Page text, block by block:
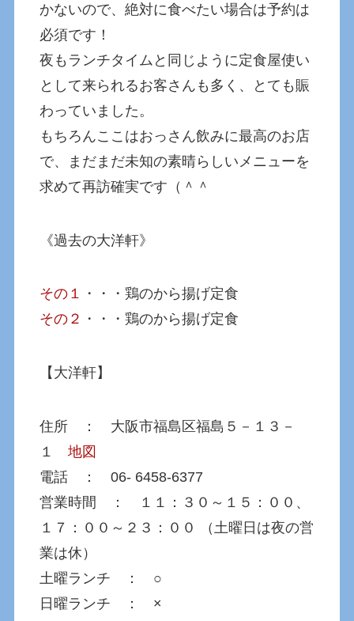
かないので、絶対に食べたい場合は予約は
必須です！
夜もランチタイムと同じように定食屋使い
として来られるお客さんも多く、とても賑
わっていました。
もちろんここはおっさん飲みに最高のお店
で、まだまだ未知の素晴らしいメニューを
求めて再訪確実です（＾＾
《過去の大洋軒》
その１ ・・・鶏のから揚げ定食
その２ ・・・鶏のから揚げ定食
【大洋軒】
住所 ： 大阪市福島区福島５－１３－
１地図
電話 ： 06- 6458-6377
営業時間 ： １１：３０～１５：００、
１７：００～２３：００ （土曜日は夜の営
業は休）
土曜ランチ ： ○
日曜ランチ ： ×